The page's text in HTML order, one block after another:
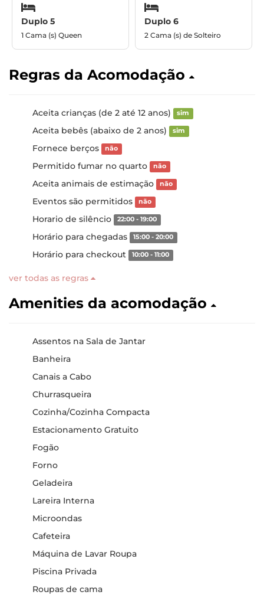
Duplo 5
1 Cama (s) Queen
Duplo 6
2 Cama (s) de Solteiro
Regras da Acomodação
Aceita crianças (de 2 até 12 anos) sim
Aceita bebês (abaixo de 2 anos) sim
Fornece berços não
Permitido fumar no quarto não
Aceita animais de estimação não
Eventos são permitidos não
Horario de silêncio 22:00 - 19:00
Horário para chegadas 15:00 - 20:00
Horário para checkout 10:00 - 11:00
ver todas as regras
Amenities da acomodação
Assentos na Sala de Jantar
Banheira
Canais a Cabo
Churrasqueira
Cozinha/Cozinha Compacta
Estacionamento Gratuito
Fogão
Forno
Geladeira
Lareira Interna
Microondas
Cafeteira
Máquina de Lavar Roupa
Piscina Privada
Roupas de cama